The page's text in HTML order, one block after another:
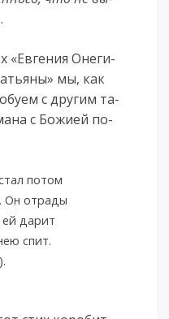
«Ев­ге­ния Оне­ги­
мы, как
с дру­гим та­
с Бо­жи­ей по­
потом
отрады
ей дарит
спит.